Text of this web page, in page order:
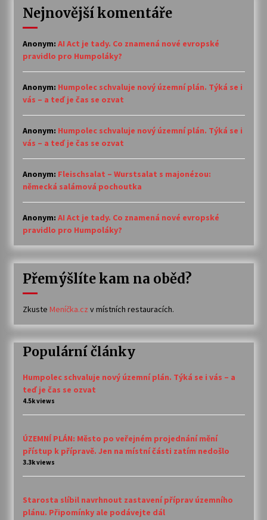
Nejnovější komentáře
Anonym: AI Act je tady. Co znamená nové evropské
pravidlo pro Humpoláky?
Anonym: Humpolec schvaluje nový územní plán. Týká se i
vás – a teď je čas se ozvat
Anonym: Humpolec schvaluje nový územní plán. Týká se i
vás – a teď je čas se ozvat
Anonym: Fleischsalat – Wurstsalat s majonézou:
německá salámová pochoutka
Anonym: AI Act je tady. Co znamená nové evropské
pravidlo pro Humpoláky?
Přemýšlíte kam na oběd?
Zkuste Meníčka.cz v místních restauracích.
Populární články
Humpolec schvaluje nový územní plán. Týká se i vás – a
teď je čas se ozvat
4.5k views
ÚZEMNÍ PLÁN: Město po veřejném projednání mění
přístup k přípravě. Jen na místní části zatím nedošlo
3.3k views
Starosta slíbil navrhnout zastavení příprav územního
plánu. Připomínky ale podávejte dál